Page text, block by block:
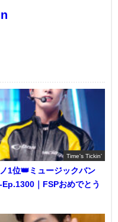
Time's Tickin'
1位👑ミュージックバン
Ep.1300｜FSPおめでとう